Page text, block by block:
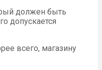
должен быть
допускается
всего, магазину